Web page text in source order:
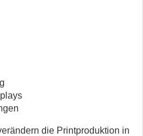
die Printproduktion in